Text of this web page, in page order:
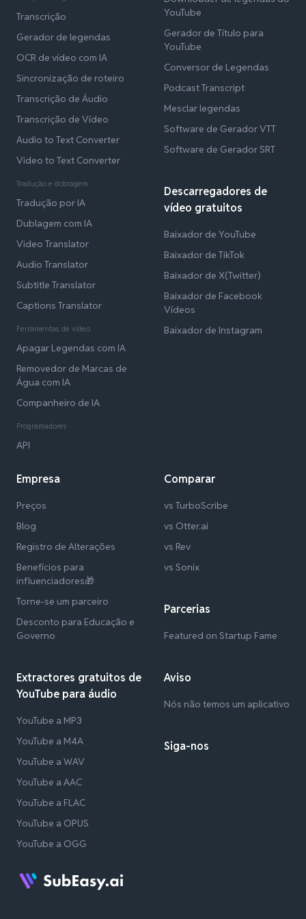
Transcrição
Gerador de legendas
OCR de vídeo com IA
Sincronização de roteiro
Transcrição de Áudio
Transcrição de Vídeo
Audio to Text Converter
Video to Text Converter
Tradução e dobragem
Tradução por IA
Dublagem com IA
Video Translator
Audio Translator
Subtitle Translator
Captions Translator
Ferramentas de vídeo
Apagar Legendas com IA
Removedor de Marcas de
Água com IA
Companheiro de IA
Programadores
API
YouTube
Gerador de Título para
YouTube
Conversor de Legendas
Podcast Transcript
Mesclar legendas
Software de Gerador VTT
Software de Gerador SRT
Descarregadores de
vídeo gratuitos
Baixador de YouTube
Baixador de TikTok
Baixador de X(Twitter)
Baixador de Facebook
Vídeos
Baixador de Instagram
Empresa
Preços
Blog
Registro de Alterações
Benefícios para
influenciadores🎁
Torne-se um parceiro
Desconto para Educação e
Governo
Extractores gratuitos de
YouTube para áudio
YouTube a MP3
YouTube a M4A
YouTube a WAV
YouTube a AAC
YouTube a FLAC
YouTube a OPUS
YouTube a OGG
Comparar
vs TurboScribe
vs Otter.ai
vs Rev
vs Sonix
Parcerias
Featured on Startup Fame
Aviso
Nós não temos um aplicativo
Siga-nos